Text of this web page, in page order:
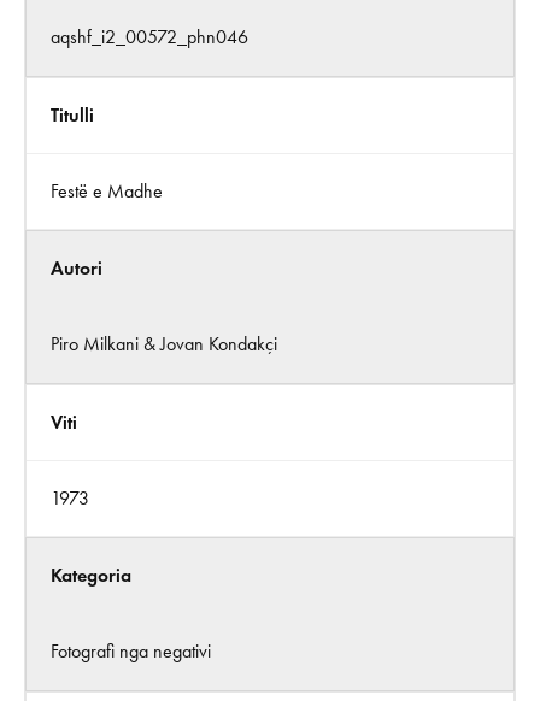
aqshf_i2_00572_phn046
Titulli
Festë e Madhe
Autori
Piro Milkani & Jovan Kondakçi
Viti
1973
Kategoria
Fotografi nga negativi